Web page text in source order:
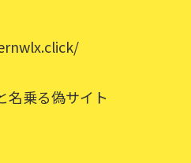
名乗る偽サイト